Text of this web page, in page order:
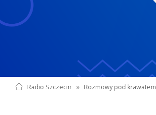
Radio Szczecin » Rozmowy pod krawatem